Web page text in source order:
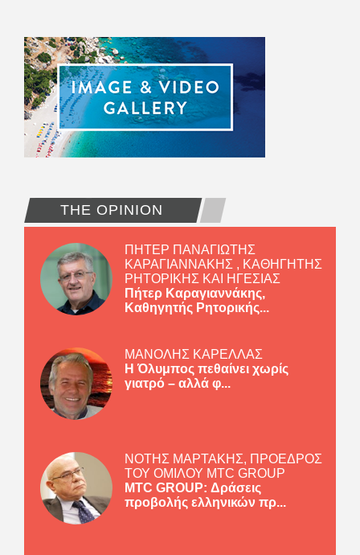
THE OPINION
ΠΗΤΕΡ ΠΑΝΑΓΙΩΤΗΣ
ΚΑΡΑΓΙΑΝΝΑΚΗΣ , ΚΑΘΗΓΗΤΗΣ
ΡΗΤΟΡΙΚΗΣ ΚΑΙ ΗΓΕΣΙΑΣ
Πήτερ Καραγιαννάκης,
Καθηγητής Ρητορικής...
ΜΑΝΟΛΗΣ ΚΑΡΕΛΛΑΣ
Η Όλυμπος πεθαίνει χωρίς
γιατρό – αλλά φ...
ΝΟΤΗΣ ΜΑΡΤΑΚΗΣ, ΠΡΟΕΔΡΟΣ
ΤΟΥ ΟΜΙΛΟΥ MTC GROUP
MTC GROUP: Δράσεις
προβολής ελληνικών πρ...